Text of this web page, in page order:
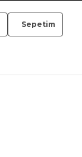
Sepetim